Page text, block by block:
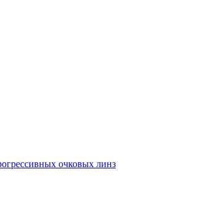
очковых линз